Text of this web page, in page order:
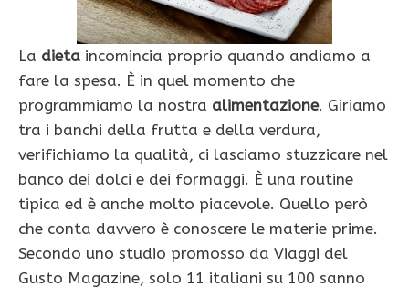
La dieta incomincia proprio quando andiamo a
fare la spesa. È in quel momento che
programmiamo la nostra alimentazione. Giriamo
tra i banchi della frutta e della verdura,
verifichiamo la qualità, ci lasciamo stuzzicare nel
banco dei dolci e dei formaggi. È una routine
tipica ed è anche molto piacevole. Quello però
che conta davvero è conoscere le materie prime.
Secondo uno studio promosso da Viaggi del
Gusto Magazine, solo 11 italiani su 100 sanno